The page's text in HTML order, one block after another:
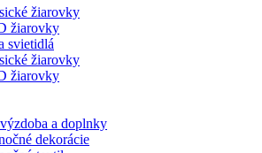
žiarovky
žiarovky
svietidlá
žiarovky
žiarovky
a doplnky
dekorácie